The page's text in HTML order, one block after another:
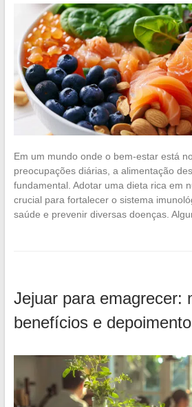
Em um mundo onde o bem-estar está
preocupações diárias, a alimentação
fundamental. Adotar uma dieta rica em
crucial para fortalecer o sistema
saúde e prevenir diversas doenças.
Jejuar para emagrecer:
benefícios e